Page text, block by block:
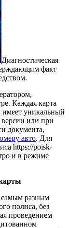
Диагностическая
факт
Каждая карта
имеет уникальный
или при
документа,
авто. Для
https://poisk-
и в режиме
самым разным
полиса, без
проведением